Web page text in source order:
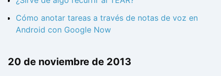
Cómo anotar tareas a través de notas de voz en
Android con Google Now
20 de noviembre de 2013